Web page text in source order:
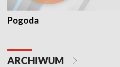
Pogoda
ARCHIWUM